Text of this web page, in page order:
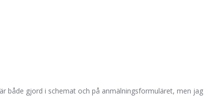
både gjord i schemat och på anmälningsformuläret, men jag